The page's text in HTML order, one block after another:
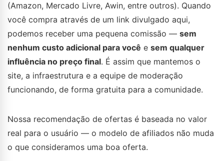
(Amazon, Mercado Livre, Awin, entre outros). Quando
você compra através de um link divulgado aqui,
podemos receber uma pequena comissão — sem
nenhum custo adicional para você e sem qualquer
influência no preço final. É assim que mantemos o
site, a infraestrutura e a equipe de moderação
funcionando, de forma gratuita para a comunidade.
Nossa recomendação de ofertas é baseada no valor
real para o usuário — o modelo de afiliados não muda
o que consideramos uma boa oferta.